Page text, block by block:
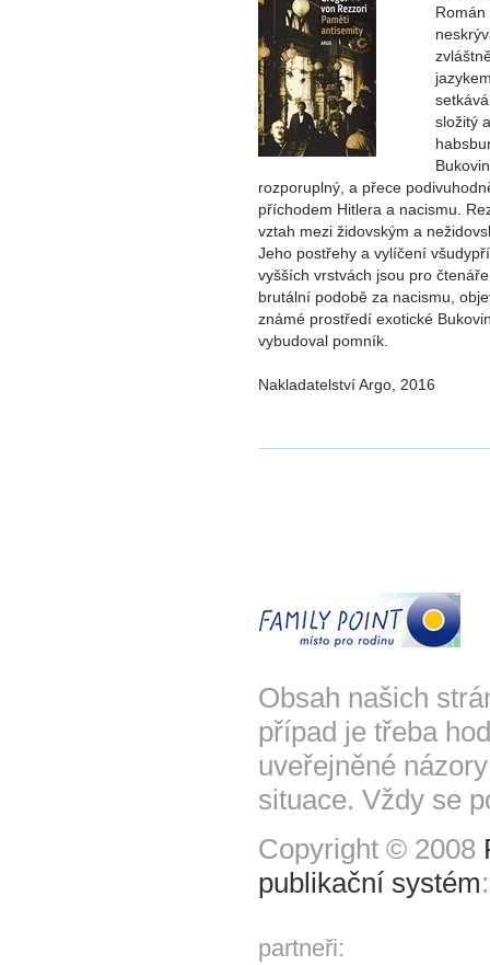
složitý
rozporuplný, a přece
příchodem Hitlera a nacismu.
vztah mezi židovským a
Jeho postřehy a vylíčení
vyšších vrstvách jsou pro
brutální podobě za nacismu,
známé prostředí exotické
vybudoval pomník.
Nakladatelství Argo, 2016
Obsah našich
případ je třeba
uveřejněné
situace. Vždy se
Copyright © 2008
publikační systém
partneři: